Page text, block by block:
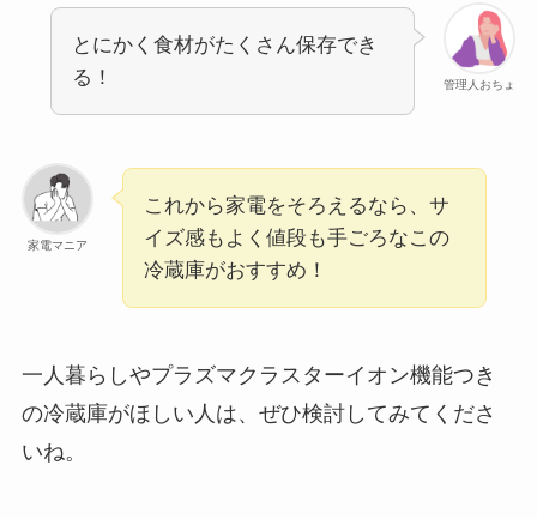
管理人おちょ
とにかく食材がたくさん保存でき
る！
家電マニア
これから家電をそろえるなら、サ
イズ感もよく値段も手ごろなこの
冷蔵庫がおすすめ！
一人暮らしやプラズマクラスターイオン機能つき
の冷蔵庫がほしい人は、ぜひ検討してみてくださ
いね。